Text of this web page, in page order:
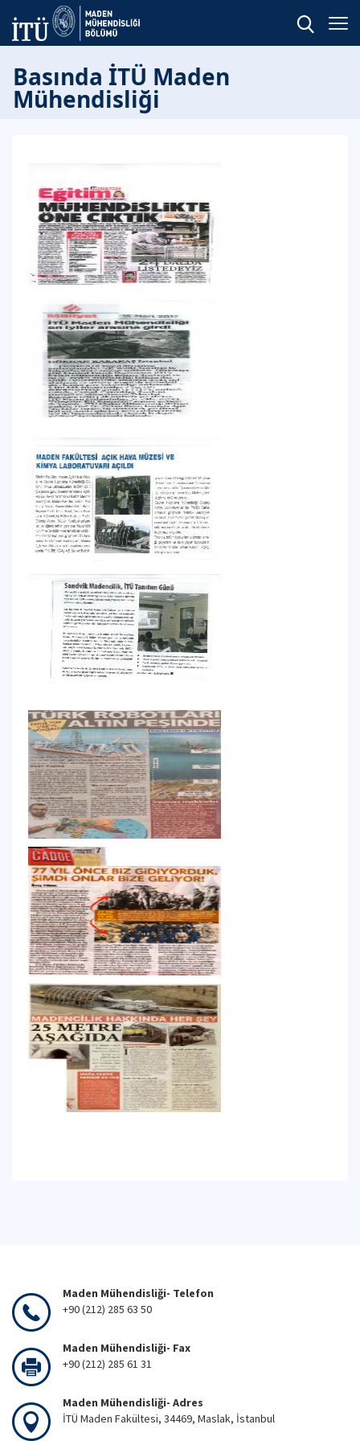
Basında İTÜ Maden
Mühendisliği
Maden Mühendisliği- Telefon
+90 (212) 285 63 50
Maden Mühendisliği- Fax
+90 (212) 285 61 31
Maden Mühendisliği- Adres
İTÜ Maden Fakültesi, 34469, Maslak, İstanbul